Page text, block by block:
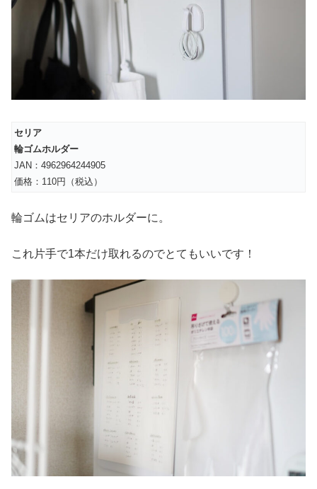
セリア
輪ゴムホルダー
JAN：4962964244905
価格：110円（税込）
輪ゴムはセリアのホルダーに。
これ片手で1本だけ取れるのでとてもいいです！